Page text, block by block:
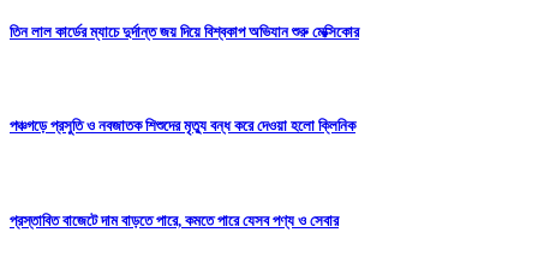
তিন লাল কার্ডের ম্যাচে দুর্দান্ত জয় দিয়ে বিশ্বকাপ অভিযান শুরু মেক্সিকোর
পঞ্চগড়ে প্রসুতি ও নবজাতক শিশুদের মৃত্যু বন্ধ করে দেওয়া হলো ক্লিনিক
প্রস্তাবিত বাজেটে দাম বাড়তে পারে, কমতে পারে যেসব পণ্য ও সেবার